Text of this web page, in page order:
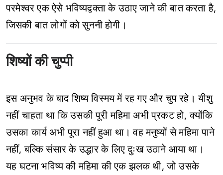
परमेश्वर एक ऐसे भविष्यद्वक्ता के उठाए जाने की बात करता है,
जिसकी बात लोगों को सुननी होगी।
शिष्यों की चुप्पी
इस अनुभव के बाद शिष्य विस्मय में रह गए और चुप रहे। यीशु
नहीं चाहता था कि उसकी पूरी महिमा अभी प्रकट हो, क्योंकि
उसका कार्य अभी पूरा नहीं हुआ था। वह मनुष्यों से महिमा पाने
नहीं, बल्कि संसार के उद्धार के लिए दुःख उठाने आया था।
यह घटना भविष्य की महिमा की एक झलक थी, जो उसके